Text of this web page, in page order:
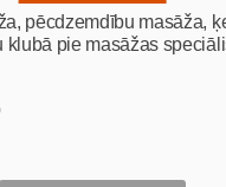
pēcdzemdību masāža,
klubā pie masāžas